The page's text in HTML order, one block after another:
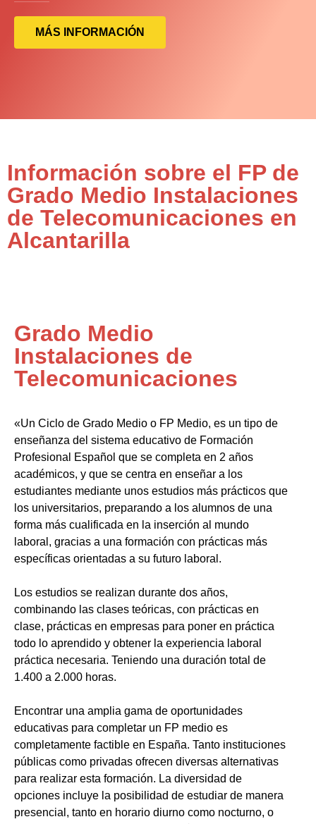
MÁS INFORMACIÓN
Información sobre el FP de
Grado Medio Instalaciones
de Telecomunicaciones en
Alcantarilla
Grado Medio
Instalaciones de
Telecomunicaciones
«Un Ciclo de Grado Medio o FP Medio, es un tipo de
enseñanza del sistema educativo de Formación
Profesional Español que se completa en 2 años
académicos, y que se centra en enseñar a los
estudiantes mediante unos estudios más prácticos que
los universitarios, preparando a los alumnos de una
forma más cualificada en la inserción al mundo
laboral, gracias a una formación con prácticas más
específicas orientadas a su futuro laboral.
Los estudios se realizan durante dos años,
combinando las clases teóricas, con prácticas en
clase, prácticas en empresas para poner en práctica
todo lo aprendido y obtener la experiencia laboral
práctica necesaria. Teniendo una duración total de
1.400 a 2.000 horas.
Encontrar una amplia gama de oportunidades
educativas para completar un FP medio es
completamente factible en España. Tanto instituciones
públicas como privadas ofrecen diversas alternativas
para realizar esta formación. La diversidad de
opciones incluye la posibilidad de estudiar de manera
presencial, tanto en horario diurno como nocturno, o